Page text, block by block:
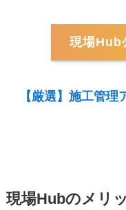
現場Hub
【厳選】施工管
現場Hubのメリ